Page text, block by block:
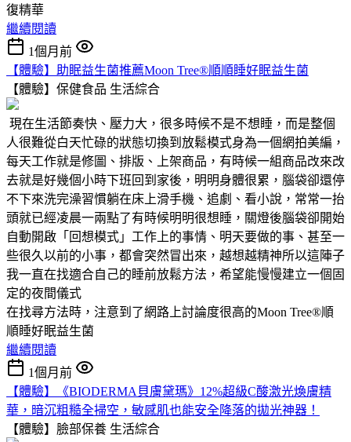
復精華
繼續閱讀
1個月前
【體驗】助眠益生菌推薦Moon Tree®順順睡好眠益生菌
【體驗】保健食品 生活綜合
現在生活節奏快、壓力大，很多時候不是不想睡，而是整個
人很難從白天忙碌的狀態切換到放鬆模式身為一個網拍美編，
每天工作就是修圖、排版、上架商品，有時候一組商品改來改
去就是好幾個小時下班回到家後，明明身體很累，腦袋卻還停
不下來洗完澡習慣躺在床上滑手機、追劇、看小說，常常一抬
頭就已經凌晨一兩點了有時候明明很想睡，關燈後腦袋卻開始
自動開啟「回想模式」工作上的事情、明天要做的事、甚至一
些很久以前的小事，都會突然冒出來，越想越精神所以這陣子
我一直在找適合自己的睡前放鬆方法，希望能慢慢建立一個固
定的夜間儀式
在找尋方法時，注意到了網路上討論度很高的Moon Tree®順
順睡好眠益生菌
繼續閱讀
1個月前
【體驗】《BIODERMA貝膚黛瑪》12%超級C酸激光煥膚精
華，暗沉粗糙全掃空，敏感肌也能安全降落的拋光神器！
【體驗】臉部保養 生活綜合